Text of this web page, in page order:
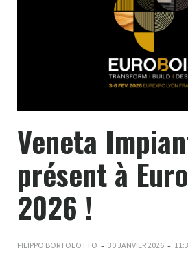
Veneta
présent à
2026 !
FILIPPO BORTOLOTTO - 30 JANVIER 2026 -